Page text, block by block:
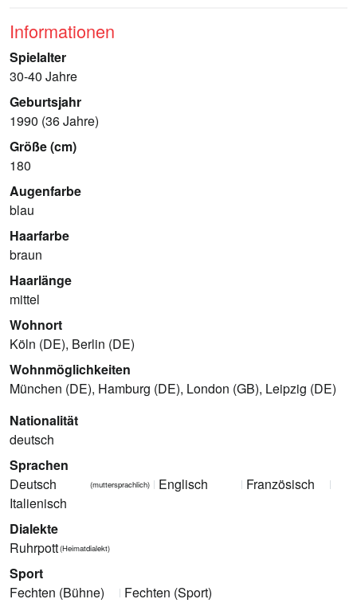
Informationen
Spielalter
30-40 Jahre
Geburtsjahr
1990 (36 Jahre)
Größe (cm)
180
Augenfarbe
blau
Haarfarbe
braun
Haarlänge
mittel
Wohnort
Köln (DE), Berlin (DE)
Wohnmöglichkeiten
München (DE), Hamburg (DE), London (GB), Leipzig (DE)
Nationalität
deutsch
Sprachen
Deutsch
(muttersprachlich) Englisch
Französisch
Italienisch
Dialekte
Ruhrpott(Heimatdialekt)
Sport
Fechten (Bühne)
Fechten (Sport)